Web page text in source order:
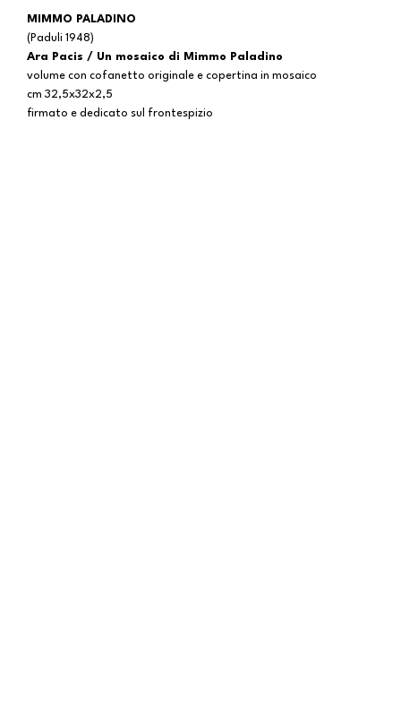
MIMMO PALADINO
(Paduli 1948)
Ara Pacis / Un mosaico di Mimmo Paladino
volume con cofanetto originale e copertina in mosaico
cm 32,5x32x2,5
firmato e dedicato sul frontespizio